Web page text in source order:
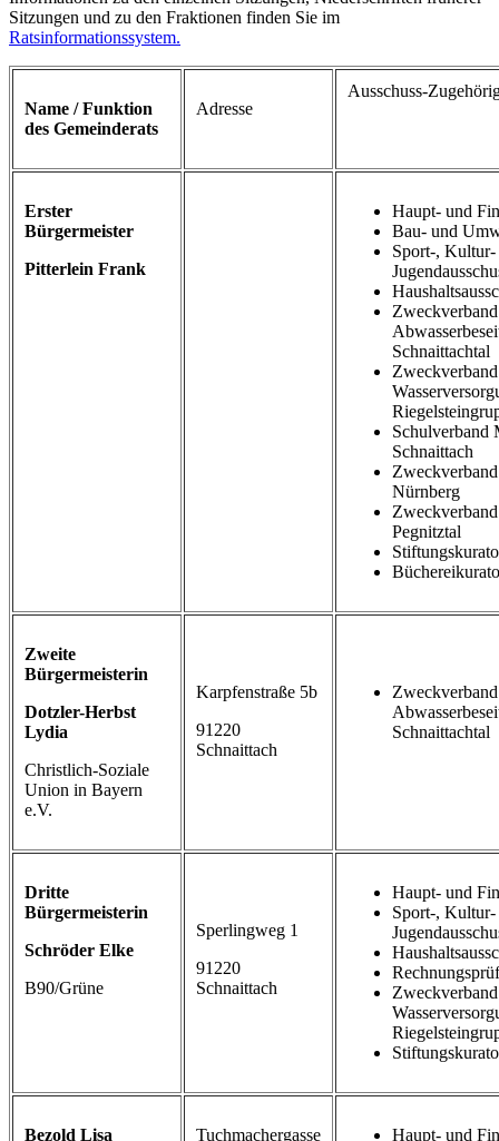
Sitzungen und zu den Fraktionen finden Sie im
Ratsinformationssystem.
Name / Funktion
des Gemeinderats
Adresse
Ausschuss-
Erster
Bürgermeister
Pitterlein Frank
Haupt- und
Bau- und
Sport-, Kultur-
Schnaittachtal
Schulverband
Schnaittach
Nürnberg
Pegnitztal
Zweite
Bürgermeisterin
Dotzler-Herbst
Lydia
Christlich-Soziale
Union in Bayern
e.V.
Karpfenstraße 5b
91220
Schnaittach
Schnaittachtal
Dritte
Bürgermeisterin
Schröder Elke
B90/Grüne
Sperlingweg 1
91220
Schnaittach
Haupt- und
Sport-, Kultur-
Bezold Lisa
Tuchmachergasse
Haupt- und